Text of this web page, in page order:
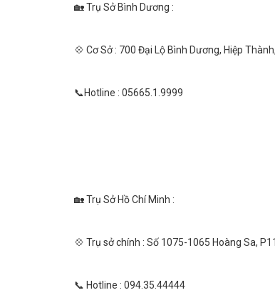
🏡 Trụ Sở Bình Dương :
💠 Cơ Sở : 700 Đại Lộ Bình Dương, Hiệp
📞Hotline : 05665.1.9999
🏡 Trụ Sở Hồ Chí Minh :
💠 Trụ sở chính : Số 1075-1065 Hoàng Sa,
📞 Hotline : 094.35.44444